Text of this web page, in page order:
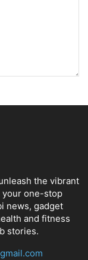
the vibrant
your one-stop
news, gadget
and fitness
stories.